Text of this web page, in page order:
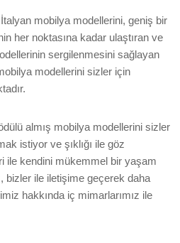
mobilya modellerini, geniş bir
her noktasına kadar ulaştıran ve
sergilenmesini sağlayan
modellerini sizler için
almış mobilya modellerini sizler
istiyor ve şıklığı ile göz
ile kendini mükemmel bir yaşam
bizler ile iletişime geçerek daha
hakkında iç mimarlarımız ile